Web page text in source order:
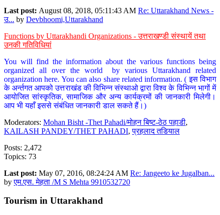
Last post: August 08, 2018, 05:11:43 AM Re: Uttarakhand News -
उ... by Devbhoomi,Uttarakhand
Functions by Uttarakhandi Organizations - उत्तराखण्डी संस्थायें तथा
उनकी गतिविधियां
You will find the information about the various functions being
organized all over the world by various Uttarakhand related
organization here. You can also share related information. ( इस विभाग
के अर्न्तगत आपको उत्तराखंड की विभिन्न संस्थाओ द्वारा विश्व के विभिन्न भागों में
आयोजित सांस्कृतिक, सामाजिक और अन्य कार्यक्रमों की जानकारी मिलेगी।
आप भी यहाँ इससे संबंधित जानकारी डाल सकते हैं।)
Moderators: Mohan Bisht -Thet Pahadi/मोहन बिष्ट-ठेठ पहाडी,
KAILASH PANDEY/THET PAHADI,प्रहलाद तडियाल
Posts: 2,472
Topics: 73
Last post: May 07, 2016, 08:24:24 AM Re: Jangeeto ke Jugalban...
byएम.एस. मेहता /M S Mehta 9910532720
Tourism in Uttarakhand